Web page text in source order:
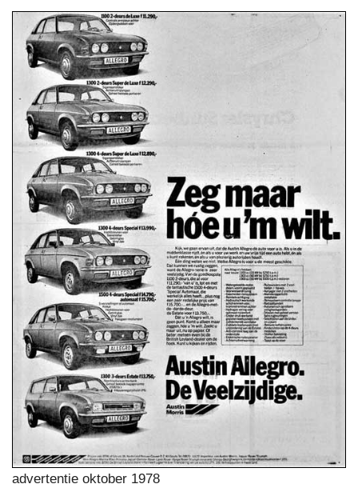
advertentie oktober 1978